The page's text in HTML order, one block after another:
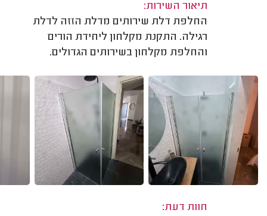
תיאור השירות:
החלפת דלת שירותים מדלת הזזה לדלת
רגילה. התקנת מקלחון ליחידת הורים
והחלפת מקלחון בשירותים הגדולים.
חוות דעת: